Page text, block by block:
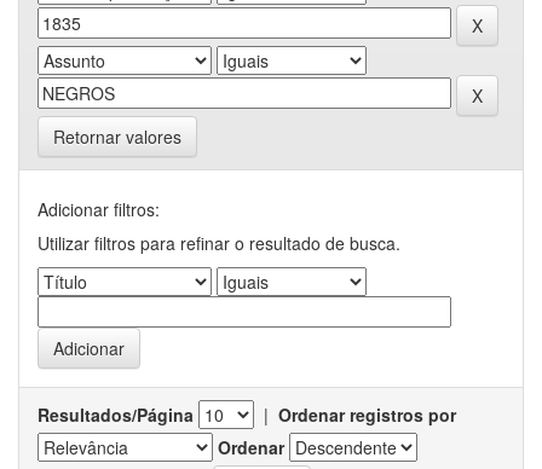
Retornar valores
Adicionar filtros:
Utilizar filtros para refinar o resultado de busca.
Resultados/Página | Ordenar registros por
Ordenar